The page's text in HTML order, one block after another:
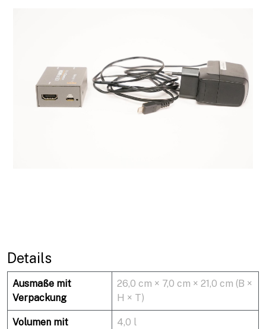
Details
Ausmaße mit
Verpackung
26,0 cm × 7,0 cm × 21,0 cm (B ×
H × T)
Volumen mit
4,0 l